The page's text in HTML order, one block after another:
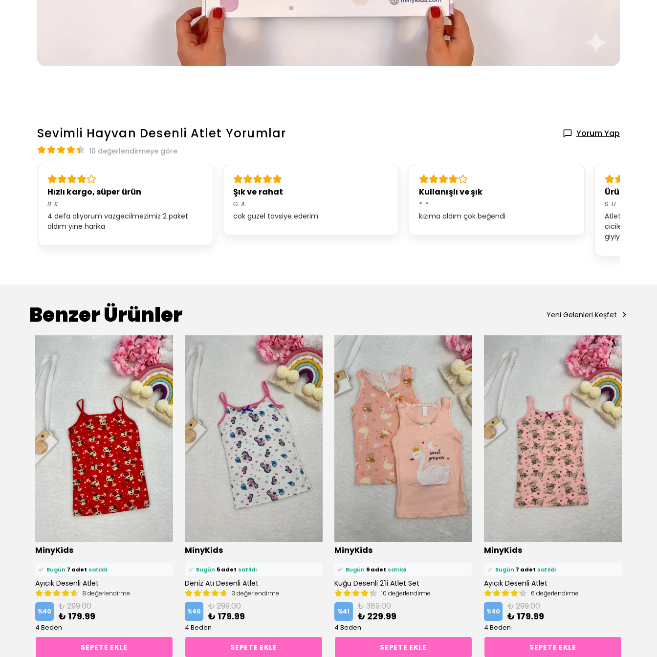
Sevimli Hayvan Desenli Atlet Yorumlar Yorum Yap
10 değerlendirmeye göre
Hızlı kargo, süper ürün
B. K.
4 defa alıyorum vazgecilmezimiz 2 paket
aldım yine harika
Şık ve rahat
G. A.
cok guzel tavsiye ederim
Kullanışlı ve şık
*. *.
kızıma aldım çok beğendi
Ürün
S. H.
Atletler
ciciler o kadar
giyiyor
Benzer Ürünler Yeni Gelenleri Keşfet
MinyKids
⭐️ Bu ürünü 18 kişi favoriledi!
🛒 13 kişisepetine ekledi!
✅ Bugün7 adet satıldı
Ayıcık Desenli Atlet
8 değerlendirme
%40 ₺ 299.00
₺ 179.99
4 Beden
SEPETE EKLE
MinyKids
⭐️ Bu ürünü18 kişi favoriledi!
🛒 12 kişisepetine ekledi!
✅ Bugün5 adet satıldı
Deniz Atı Desenli Atlet
3 değerlendirme
%40 ₺ 299.00
₺ 179.99
4 Beden
SEPETE EKLE
MinyKids
⭐️ Bu ürünü17 kişi favoriledi!
🛒 15 kişisepetine ekledi!
✅ Bugün9 adet satıldı
Kuğu Desenli 2'li Atlet Set
10 değerlendirme
%41 ₺ 389.00
₺ 229.99
4 Beden
SEPETE EKLE
MinyKids
⭐️ Bu ürünü 18 kişi favoriledi!
🛒 13 kişisepetine ekledi!
✅ Bugün7 adet satıldı
Ayıcık Desenli Atlet
6 değerlendirme
%40 ₺ 299.00
₺ 179.99
4 Beden
SEPETE EKLE